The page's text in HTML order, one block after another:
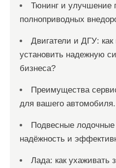
Тюнинг и улучшение
полноприводных
Двигатели и ДГУ: как
установить надежную
бизнеса?
Преимущества
для вашего автомобиля.
Подвесные
надёжность и
Лада: как ухаживать